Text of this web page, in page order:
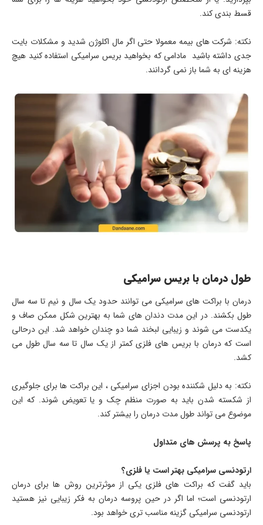
قسط بندی کند.
نکته: شرکت های بیمه معمولا حتی اگر مال اکلوژن شدید و مشکلات بایت
جدی داشته باشید مادامی که بخواهید بریس سرامیکی استفاده کنید هیچ
هزینه ای به شما باز نمی گردانند.
طول درمان با بریس سرامیکی
درمان با براکت های سرامیکی می توانند حدود یک سال و نیم تا سه سال
طول بکشند. در این مدت دندان های شما به بهترین شکل ممکن صاف و
یکدست می شوند و زیبایی لبخند شما دو چندان خواهد شد. این درحالی
است که درمان با بریس های فلزی کمتر از یک سال تا سه سال طول می
کشد.
نکته: به دلیل شکننده بودن اجزای سرامیکی ، این براکت ها برای جلوگیری
از شکسته شدن باید به صورت منظم چک و یا تعویض شوند. که این
موضوع می تواند طول مدت درمان را بیشتر کند.
پاسخ به پرسش های متداول
ارتودنسی سرامیکی بهتر است یا فلزی؟
باید گفت که براکت های فلزی یکی از موثرترین روش ها برای درمان
ارتودنسی است؛ اما اگر در حین پروسه درمان به فکر زیبایی نیز هستید
ارتودنسی سرامیکی گزینه مناسب تری خواهد بود.